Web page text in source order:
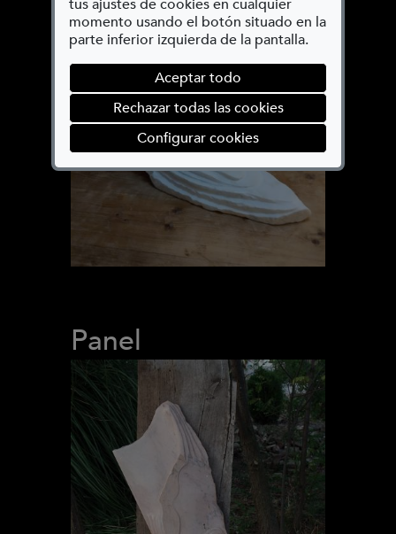
tus ajustes de cookies en cualquier
momento usando el botón situado en la
parte inferior izquierda de la pantalla.
Aceptar todo
Rechazar todas las cookies
Configurar cookies(abre en ventana
Panel